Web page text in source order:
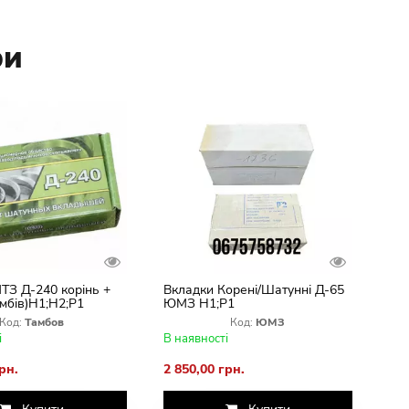
Д-240 корінь +
Код: Тамбов
Вкладки Корені/Шатунні Д-65
ЮМЗ Н1;Р1
Код: ЮМЗ
В наявності
2 850,00 грн.